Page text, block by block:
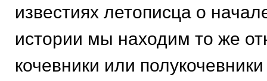
известиях летописца о
истории мы находим то же
кочевники или